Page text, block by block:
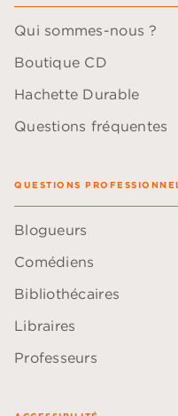
Qui sommes-nous ?
Boutique CD
Hachette Durable
Questions fréquentes
QUESTIONS
Blogueurs
Comédiens
Bibliothécaires
Libraires
Professeurs